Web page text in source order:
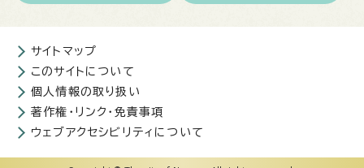
サイトマップ
このサイトについて
個人情報の取り扱い
著作権・リンク・免責事項
ウェブアクセシビリティについて